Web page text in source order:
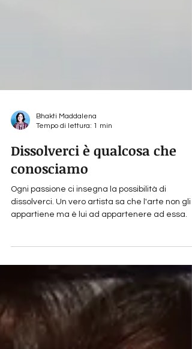
Tempo di lettura: 1 min
Dissolverci è qualcosa che
conosciamo
Ogni passione ci insegna la possibilità di